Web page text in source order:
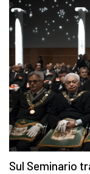
Sul Seminario